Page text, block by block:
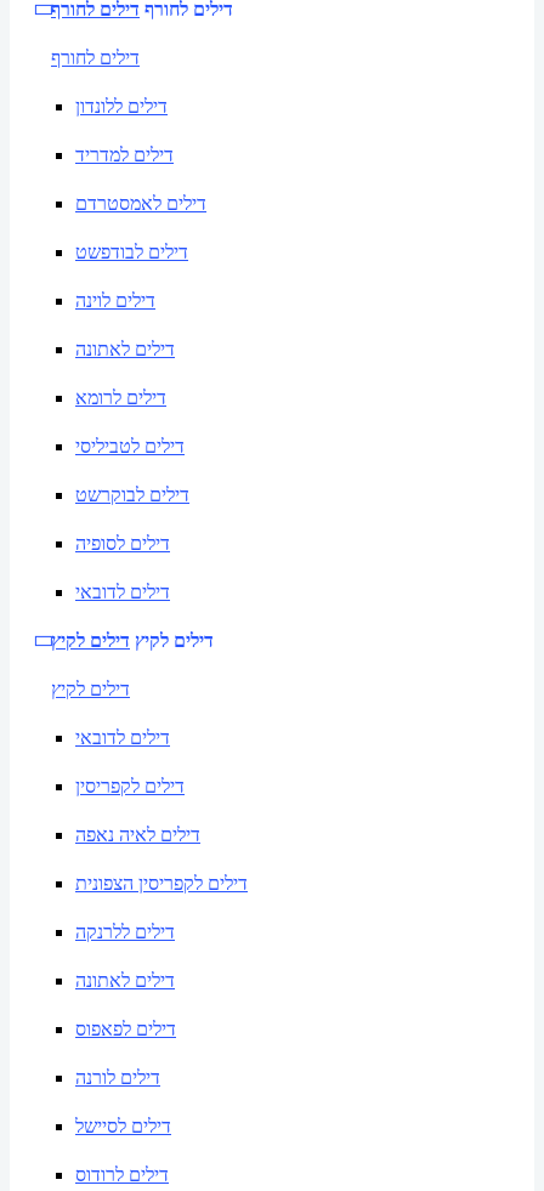
דילים לחורף דילים לחורף
דילים לחורף
דילים ללונדון
דילים למדריד
דילים לאמסטרדם
דילים לבודפשט
דילים לוינה
דילים לאתונה
דילים לרומא
דילים לטביליסי
דילים לבוקרשט
דילים לסופיה
דילים לדובאי
דילים לקיץ דילים לקיץ
דילים לקיץ
דילים לדובאי
דילים לקפריסין
דילים לאיה נאפה
דילים לקפריסין הצפונית
דילים ללרנקה
דילים לאתונה
דילים לפאפוס
דילים לורנה
דילים לסיישל
דילים לרודוס